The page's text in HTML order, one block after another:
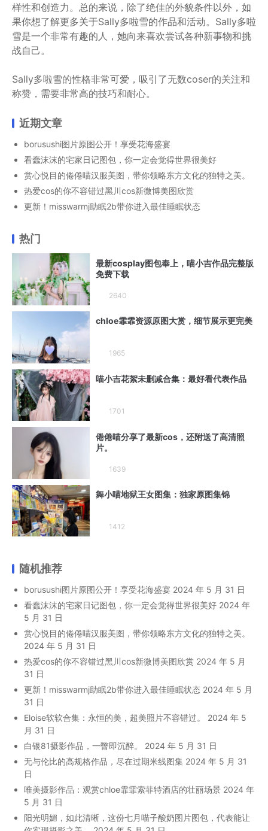
样性和创造力。总的来说，除了绝佳的外貌条件以外，如
果你想了解更多关于Sally多啦雪的作品和活动。Sally多啦
雪是一个非常有趣的人，她向来喜欢尝试各种新事物和挑
战自己。
Sally多啦雪的性格非常可爱，吸引了无数coser的关注和
称赞，需要非常高的技巧和耐心。
近期文章
borusushi图片原图公开！享受花海盛宴
看蠢沫沫的宅家日记图包，你一定会觉得世界很美好
赏心悦目的倦倦喵汉服美图，带你领略东方文化的独特之美。
热爱cos的你不容错过黑川cos新微博美图欣赏
更新！misswarmj助眠2b带你进入最佳睡眠状态
热门
最新cosplay图包奉上，喵小吉作品完整版
免费下载
2640
chloe霏霏资源原图大赏，细节展示更完美
1965
喵小吉花絮未删减合集：最好看代表作品
1701
倦倦喵分享了最新cos，还附送了高清照
片。
1639
舞小喵地狱王女图集：独家原图集锦
1412
随机推荐
borusushi图片原图公开！享受花海盛宴 2024 年 5 月 31 日
看蠢沫沫的宅家日记图包，你一定会觉得世界很美好 2024 年
5 月 31 日
赏心悦目的倦倦喵汉服美图，带你领略东方文化的独特之美。
2024 年 5 月 31 日
热爱cos的你不容错过黑川cos新微博美图欣赏 2024 年 5 月
31 日
更新！misswarmj助眠2b带你进入最佳睡眠状态 2024 年 5 月
31 日
Eloise软软合集：永恒的美，超美照片不容错过。
2024 年 5
月 31 日
白银81摄影作品，一瞥即沉醉。
2024 年 5 月 31 日
无与伦比的高规格作品，尽在过期米线图集 2024 年 5 月 31
日
唯美摄影作品：观赏chloe霏霏索菲特酒店的壮丽场景 2024 年
5 月 31 日
阳光明媚，如此清晰，这份七月喵子酸奶图片图包，代表能让